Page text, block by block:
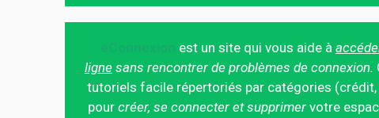
est un site qui vous aide à
ligne sans rencontrer de problèmes de connexion.
tutoriels facile répertoriés par catégories (crédit,
pourcréer, se connecter et supprimer votre